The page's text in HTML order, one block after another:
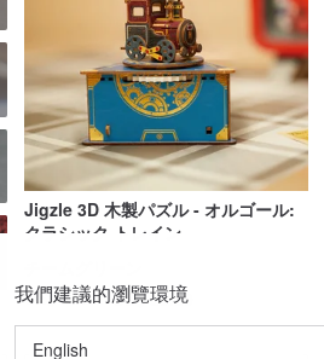
Jigzle 3D 木製パズル - オルゴール:
クラシック トレイン
US$ 24.24 US$ 30.30
我們建議的瀏覽環境